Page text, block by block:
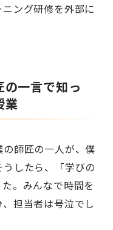
ング研修を外部に
の一言で知っ
業
師匠の一人が、僕
したら、「学びの
。みんなで時間を
担当者は号泣でし